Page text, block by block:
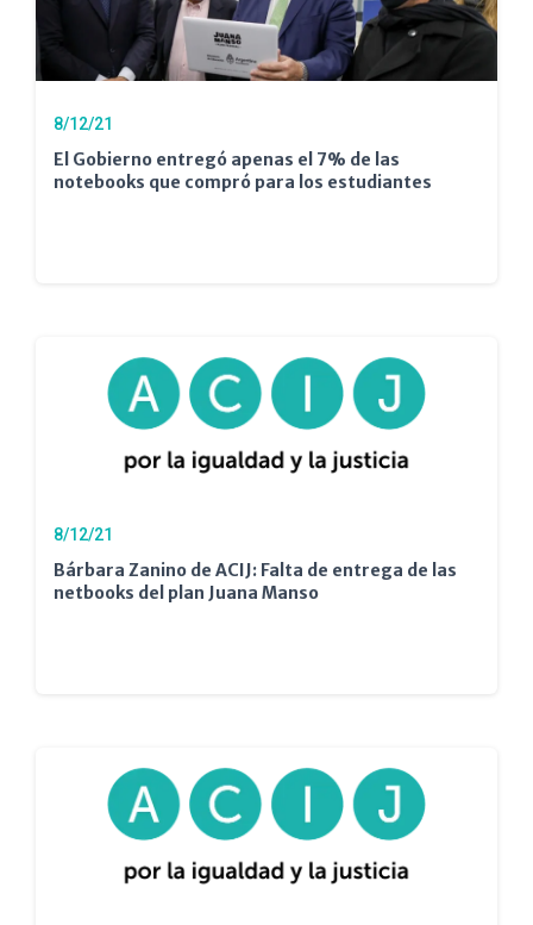
8/12/21
El Gobierno entregó apenas el 7% de las
notebooks que compró para los estudiantes
8/12/21
Bárbara Zanino de ACIJ: Falta de entrega de las
netbooks del plan Juana Manso